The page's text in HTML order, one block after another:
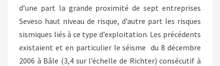
d’une part la grande proximité de sept entreprises
Seveso haut niveau de risque, d’autre part les risques
sismiques liés à ce type d’exploitation. Les précédents
existaient et en particulier le séisme du 8 décembre
2006 à Bâle (3,4 sur l’échelle de Richter) consécutif à